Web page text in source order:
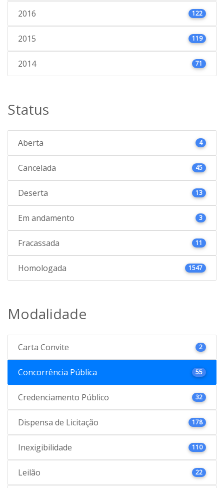
2016 122
2015 119
2014 71
Status
Aberta 4
Cancelada 45
Deserta 13
Em andamento 3
Fracassada 11
Homologada 1547
Modalidade
Carta Convite 2
Concorrência Pública 55
Credenciamento Público 32
Dispensa de Licitação 178
Inexigibilidade 110
Leilão 22